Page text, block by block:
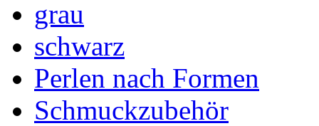
grau
schwarz
Perlen nach Formen
Schmuckzubehör